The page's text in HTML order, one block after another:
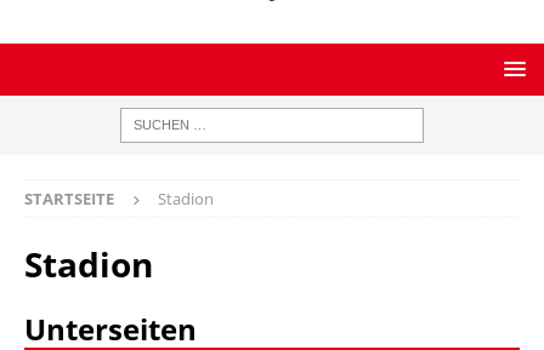
STARTSEITE Stadion
Stadion
Unterseiten